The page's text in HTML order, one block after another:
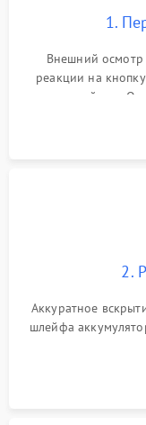
1.
Внешний осмотр
реакции на
устройства.
лабораторного
2.
Аккуратное
шлейфа
высохшей